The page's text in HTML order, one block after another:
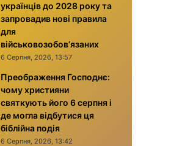
українців до 2028 року та
запровадив нові правила
для
військовозобов’язаних
6 Серпня, 2026, 13:57
Преображення Господнє:
чому християни
святкують його 6 серпня і
де могла відбутися ця
біблійна подія
6 Серпня, 2026, 13:42